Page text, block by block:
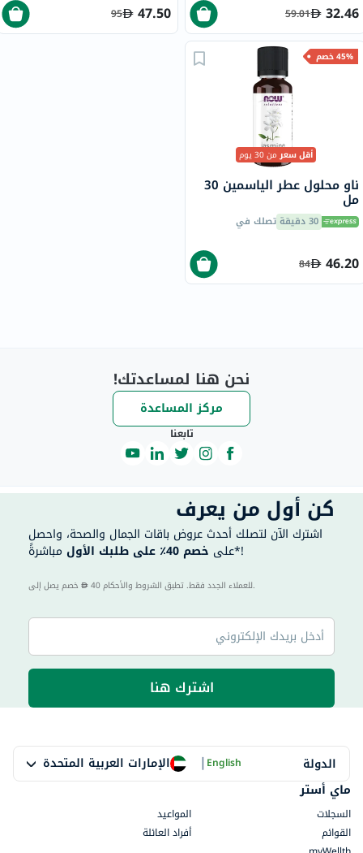
32.46
59.01
47.50
95
45% خصم
أقل سعرمن 30 يوم
ناو محلول عطر الياسمين 30
مل
30 دقيقة تصلك في
46.20
84
نحن هنا لمساعدتك!
مركز المساعدة
تابعنا
كن أول من يعرف
اشترك الآن لتصلك أحدث عروض باقات الجمال والصحة، واحصل
على خصم 40٪ على طلبك الأول مباشرةً*!
40 للعملاء الجدد فقط. تطبق الشروط والأحكام.
اشترك هنا
الدولة الإمارات العربية المتحدة |English
ماي أستر
السجلات
المواعيد
القوائم
أفراد العائلة